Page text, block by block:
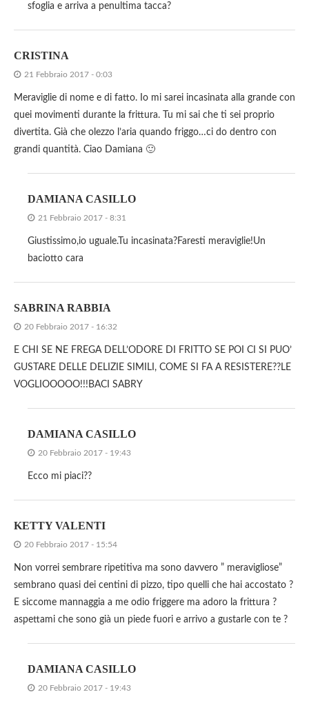
sfoglia e arriva a penultima tacca?
CRISTINA
21 Febbraio 2017 - 0:03
Meraviglie di nome e di fatto. Io mi sarei incasinata alla grande con
quei movimenti durante la frittura. Tu mi sai che ti sei proprio
divertita. Già che olezzo l’aria quando friggo…ci do dentro con
grandi quantità. Ciao Damiana 🙂
DAMIANA CASILLO
21 Febbraio 2017 - 8:31
Giustissimo,io uguale.Tu incasinata?Faresti meraviglie!Un
baciotto cara
SABRINA RABBIA
20 Febbraio 2017 - 16:32
E CHI SE NE FREGA DELL’ODORE DI FRITTO SE POI CI SI PUO’
GUSTARE DELLE DELIZIE SIMILI, COME SI FA A RESISTERE??LE
VOGLIOOOOO!!!BACI SABRY
DAMIANA CASILLO
20 Febbraio 2017 - 19:43
Ecco mi piaci??
KETTY VALENTI
20 Febbraio 2017 - 15:54
Non vorrei sembrare ripetitiva ma sono davvero ” meravigliose”
sembrano quasi dei centini di pizzo, tipo quelli che hai accostato ?
E siccome mannaggia a me odio friggere ma adoro la frittura ?
aspettami che sono già un piede fuori e arrivo a gustarle con te ?
DAMIANA CASILLO
20 Febbraio 2017 - 19:43